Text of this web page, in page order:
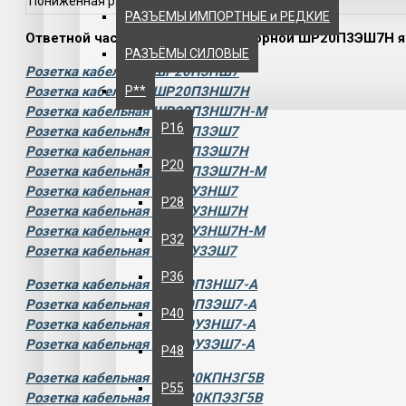
РАЗЪЕМЫ ИМПОРТНЫЕ и РЕДКИЕ
РАЗЪЁМЫ СИЛОВЫЕ
Р**
Р16
Р20
Р28
Р32
Р36
Р40
Р48
Р55
Ответной частью для вилки приборной ШР20П3ЭШ7Н
Розетка кабельная ШР20П3НШ7
Розетка кабельная ШР20П3НШ7Н
Розетка кабельная ШР20П3НШ7Н-М
Розетка кабельная ШР20П3ЭШ7
Розетка кабельная ШР20П3ЭШ7Н
Розетка кабельная ШР20П3ЭШ7Н-М
Розетка кабельная ШР20У3НШ7
Розетка кабельная ШР20У3НШ7Н
Розетка кабельная ШР20У3НШ7Н-М
Розетка кабельная ШР20У3ЭШ7
Розетка кабельная 2РТ20П3НШ7-А
Розетка кабельная 2РТ20П3ЭШ7-А
Розетка кабельная 2РТ20У3НШ7-А
Розетка кабельная 2РТ20У3ЭШ7-А
Розетка кабельная 2РТТ20КПН3Г5В
Розетка кабельная 2РТТ20КПЭ3Г5В